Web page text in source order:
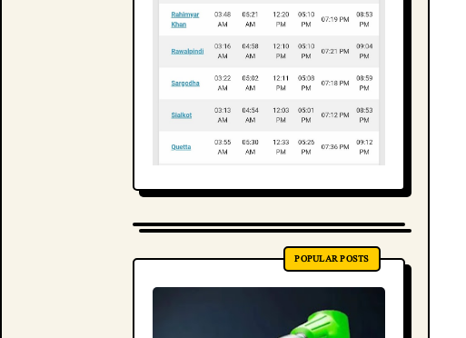
POPULAR POSTS